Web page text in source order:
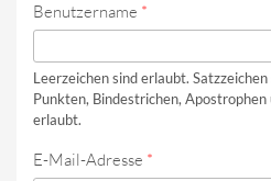
Benutzername *
Leerzeichen sind erlaubt.
Punkten, Bindestrichen,
erlaubt.
E-Mail-Adresse *